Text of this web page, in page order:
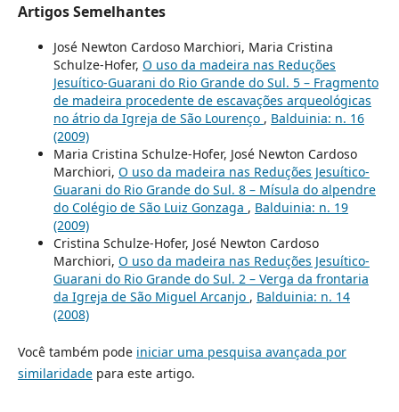
Artigos Semelhantes
José Newton Cardoso Marchiori, Maria Cristina
Schulze-Hofer, O uso da madeira nas Reduções
Jesuítico-Guarani do Rio Grande do Sul. 5 – Fragmento
de madeira procedente de escavações arqueológicas
no átrio da Igreja de São Lourenço , Balduinia: n. 16
(2009)
Maria Cristina Schulze-Hofer, José Newton Cardoso
Marchiori, O uso da madeira nas Reduções Jesuítico-
Guarani do Rio Grande do Sul. 8 – Mísula do alpendre
do Colégio de São Luiz Gonzaga , Balduinia: n. 19
(2009)
Cristina Schulze-Hofer, José Newton Cardoso
Marchiori, O uso da madeira nas Reduções Jesuítico-
Guarani do Rio Grande do Sul. 2 – Verga da frontaria
da Igreja de São Miguel Arcanjo , Balduinia: n. 14
(2008)
Você também pode iniciar uma pesquisa avançada por
similaridadepara este artigo.